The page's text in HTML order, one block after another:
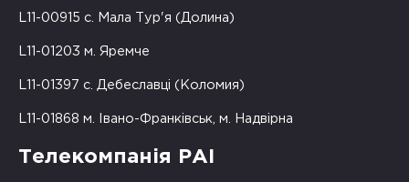
L11-00915 с. Мала Тур'я (Долина)
L11-01203 м. Яремче
L11-01397 с. Дебеславці (Коломия)
L11-01868 м. Івано-Франківськ, м. Надвірна
Телекомпанія РАІ